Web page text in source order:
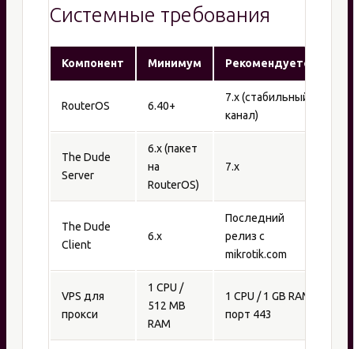
Системные требования
Компонент Минимум Рекомендуется
RouterOS 6.40+
7.x (стабильный
канал)
The Dude
Server
6.x (пакет
на
RouterOS)
7.x
The Dude
Client
6.x
Последний
релиз с
mikrotik.com
VPS для
прокси
1 CPU /
512 MB
RAM
1 CPU / 1 GB RAM,
порт 443